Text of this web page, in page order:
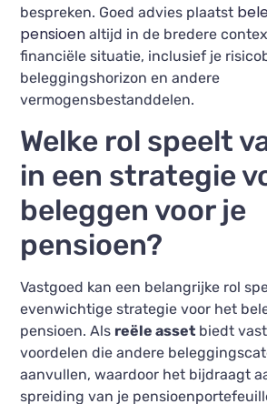
bespreken. Goed advies plaatst
pensioen altijd in de bredere
financiële situatie, inclusief je
beleggingshorizon en andere
vermogensbestanddelen.
Welke rol speelt
in een strategie
beleggen voor je
pensioen?
Vastgoed kan een belangrijke rol
evenwichtige strategie voor het
pensioen. Als reële asset biedt
voordelen die andere
aanvullen, waardoor het bijdraagt
spreiding van je